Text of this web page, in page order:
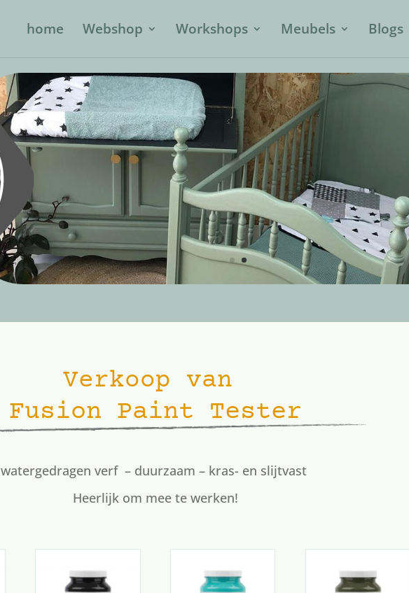
home Webshop Workshops Meubels Blogs
Verkoop van
Fusion Paint Tester
watergedragen verf – duurzaam – kras- en slijtvast
Heerlijk om mee te werken!